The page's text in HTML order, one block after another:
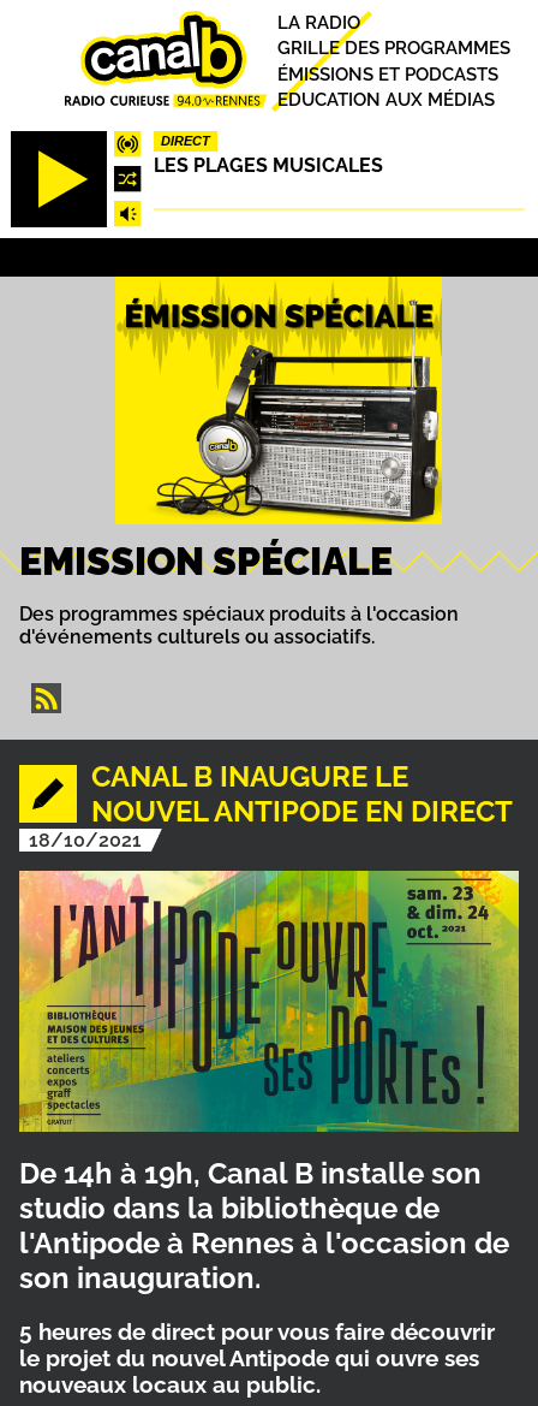
DIRECT
LES PLAGES MUSICALES
Principal
LA RADIO
GRILLE DES PROGRAMMES
ÉMISSIONS ET PODCASTS
EDUCATION AUX MÉDIAS
EMISSION SPÉCIALE
Des programmes spéciaux produits à l'occasion
d'événements culturels ou associatifs.
CANAL B INAUGURE LE
NOUVEL ANTIPODE EN DIRECT
18/10/2021
De 14h à 19h, Canal B installe son
studio dans la bibliothèque de
l'Antipode à Rennes à l'occasion de
son inauguration.
5 heures de direct pour vous faire découvrir
le projet du nouvel Antipode qui ouvre ses
nouveaux locaux au public.